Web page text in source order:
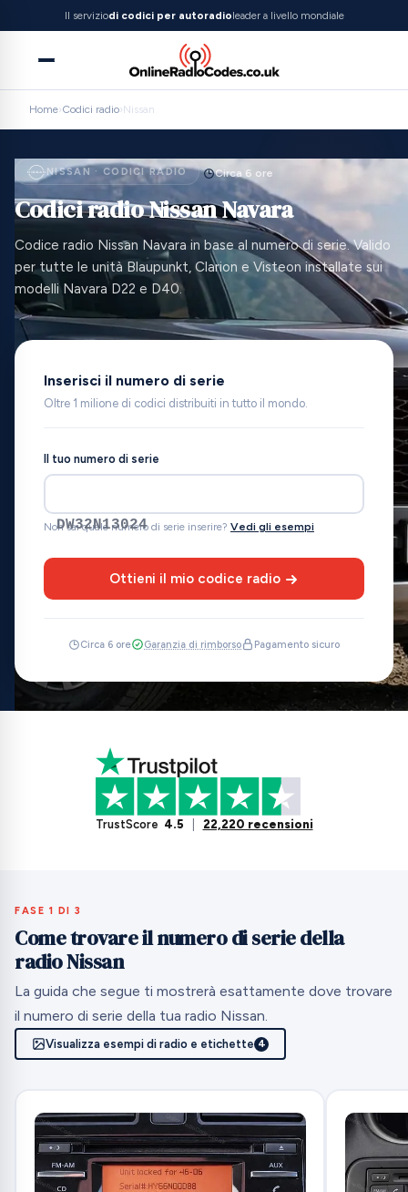
Il serviziodi codici per autoradioleader a livello mondiale
Home›Codici radio›Nissan
NISSAN · CODICI RADIO Circa 6 ore
Codici radio Nissan Navara
Codice radio Nissan Navara in base al numero di serie. Valido
per tutte le unità Blaupunkt, Clarion e Visteon installate sui
modelli Navara D22 e D40.
Inserisci il numero di serie
Oltre 1 milione di codici distribuiti in tutto il mondo.
Il tuo numero di serie
DW32N13024
Non sai quale numero di serie inserire? Vedi gli esempi
Ottieni il mio codice radio
Circa 6 ore Garanzia di rimborso Pagamento sicuro
TrustScore 4.5 22,220 recensioni
FASE 1 DI 3
Come trovare il numero di serie della
radio Nissan
La guida che segue ti mostrerà esattamente dove trovare
il numero di serie della tua radio Nissan.
Visualizza esempi di radio e etichette 4